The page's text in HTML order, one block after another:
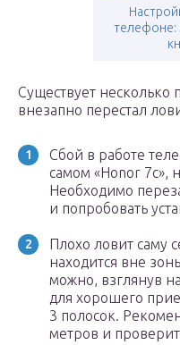
телефоне:
Существует
внезапно перестал
Сбой в работе
самом «Honor 7с»,
Необходимо
и попробовать
Плохо ловит саму
находится вне
можно, взглянув
для хорошего
3 полосок.
метров и